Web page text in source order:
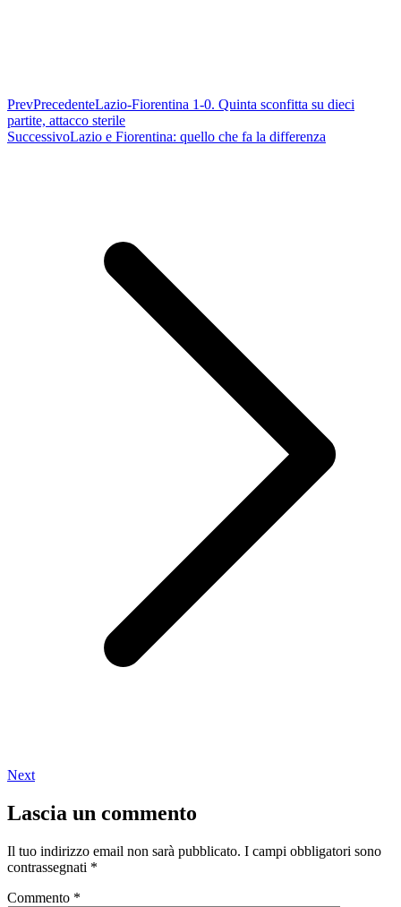
PrevPrecedenteLazio-Fiorentina 1-0. Quinta sconfitta su dieci
partite, attacco sterile
SuccessivoLazio e Fiorentina: quello che fa la differenza
Next
Lascia un commento
Il tuo indirizzo email non sarà pubblicato. I campi obbligatori sono
contrassegnati *
Commento *